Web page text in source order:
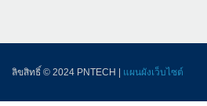
ลิขสิทธิ์ © 2024 PNTECH | แผนผังเว็บไซต์